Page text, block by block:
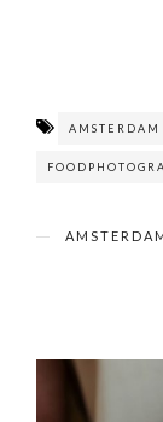
AMSTERDAM